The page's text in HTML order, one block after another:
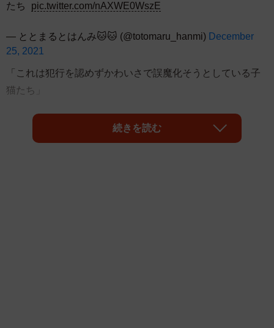
たち
pic.twitter.com/nAXWE0WszE
— ととまるとはんみ🐱🐱 (@totomaru_hanmi) December
25, 2021
「これは犯行を認めずかわいさで誤魔化そうとしている子
猫たち」
こんなつぶやきとともに、愛猫たちの写真をツイッターに
投稿した飼い主の「ととまるとはんみ」
続きを読む